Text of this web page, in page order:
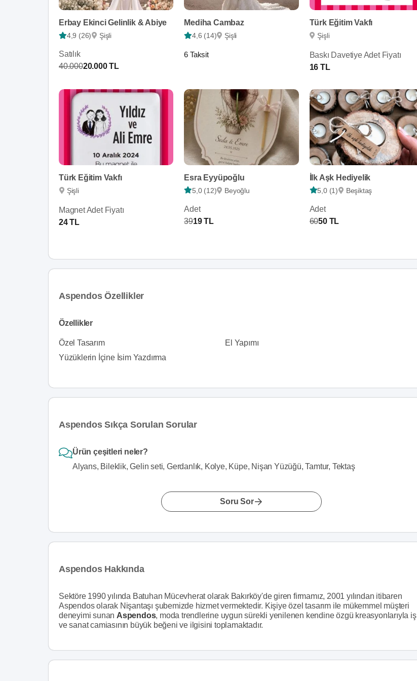
Erbay Ekinci Gelinlik & Abiye
4,9 (26) Şişli
Satılık
40.00020.000 TL
Mediha Cambaz
4,6 (14) Şişli
6 Taksit
Türk Eğitim Vakfı
Şişli
Baskı Davetiye Adet Fiyatı
16 TL
Türk Eğitim Vakfı
Şişli
Magnet Adet Fiyatı
24 TL
Esra Eyyüpoğlu
5,0 (12) Beyoğlu
Adet
3919 TL
İlk Aşk Hediyelik
5,0 (1) Beşiktaş
Adet
6050 TL
Aspendos Özellikler
Özellikler
Özel Tasarım
El Yapımı
Yüzüklerin İçine İsim Yazdırma
Aspendos Sıkça Sorulan Sorular
Ürün çeşitleri neler?
Alyans, Bileklik, Gelin seti, Gerdanlık, Kolye, Küpe, Nişan Yüzüğü, Tamtur, Tektaş
Soru Sor
Aspendos Hakkında
Sektöre 1990 yılında Batuhan Mücevherat olarak Bakırköy'de giren firmamız, 2001 yılından itibaren
Aspendos olarak Nişantaşı şubemizde hizmet vermektedir. Kişiye özel tasarım ile mükemmel müşteri
deneyimi sunan Aspendos, moda trendlerine uygun sürekli yenilenen kendine özgü kreasyonlarıyla iş
ve sanat camiasının büyük beğeni ve ilgisini toplamaktadır.